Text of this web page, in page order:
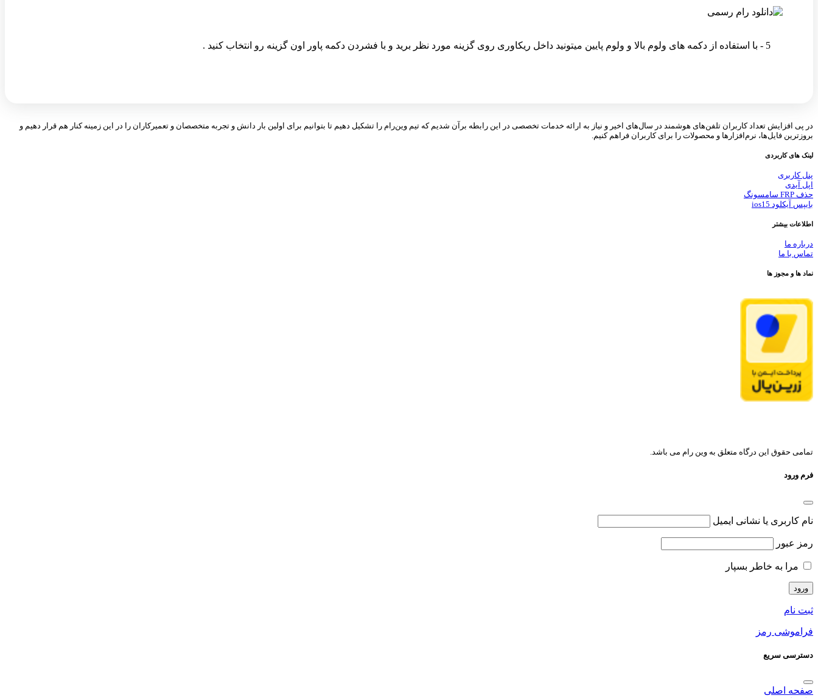
5 - با استفاده از دکمه های ولوم بالا و ولوم پایین میتونید داخل ریکاوری روی گزینه مورد نظر برید و با فشردن دکمه پاور اون گزینه رو انتخاب کنید .
در پی افزایش تعداد کاربران تلفن‌های هوشمند در سال‌های اخیر و نیاز به ارائه خدمات تخصصی در این رابطه برآن شدیم که تیم وین‌رام را تشکیل دهیم تا بتوانیم برای اولین بار دانش و تجربه متخصصان و تعمیرکاران را در این زمینه کنار هم قرار دهیم و
بروزترین فایل‌ها، نرم‌افزارها و محصولات را برای کاربران فراهم کنیم.
لینک های کاربردی
پنل کاربری
اپل آیدی
حذف FRP سامسونگ
بایپس آیکلود ios15
اطلاعات بیشتر
درباره ما
تماس با ما
نماد ها و مجوز ها
تمامی حقوق این درگاه متعلق به وین رام می باشد.
فرم ورود
نام کاربری یا نشانی ایمیل
رمز عبور
مرا به خاطر بسپار
ثبت نام
فراموشی رمز
دسترسی سریع
صفحه اصلی